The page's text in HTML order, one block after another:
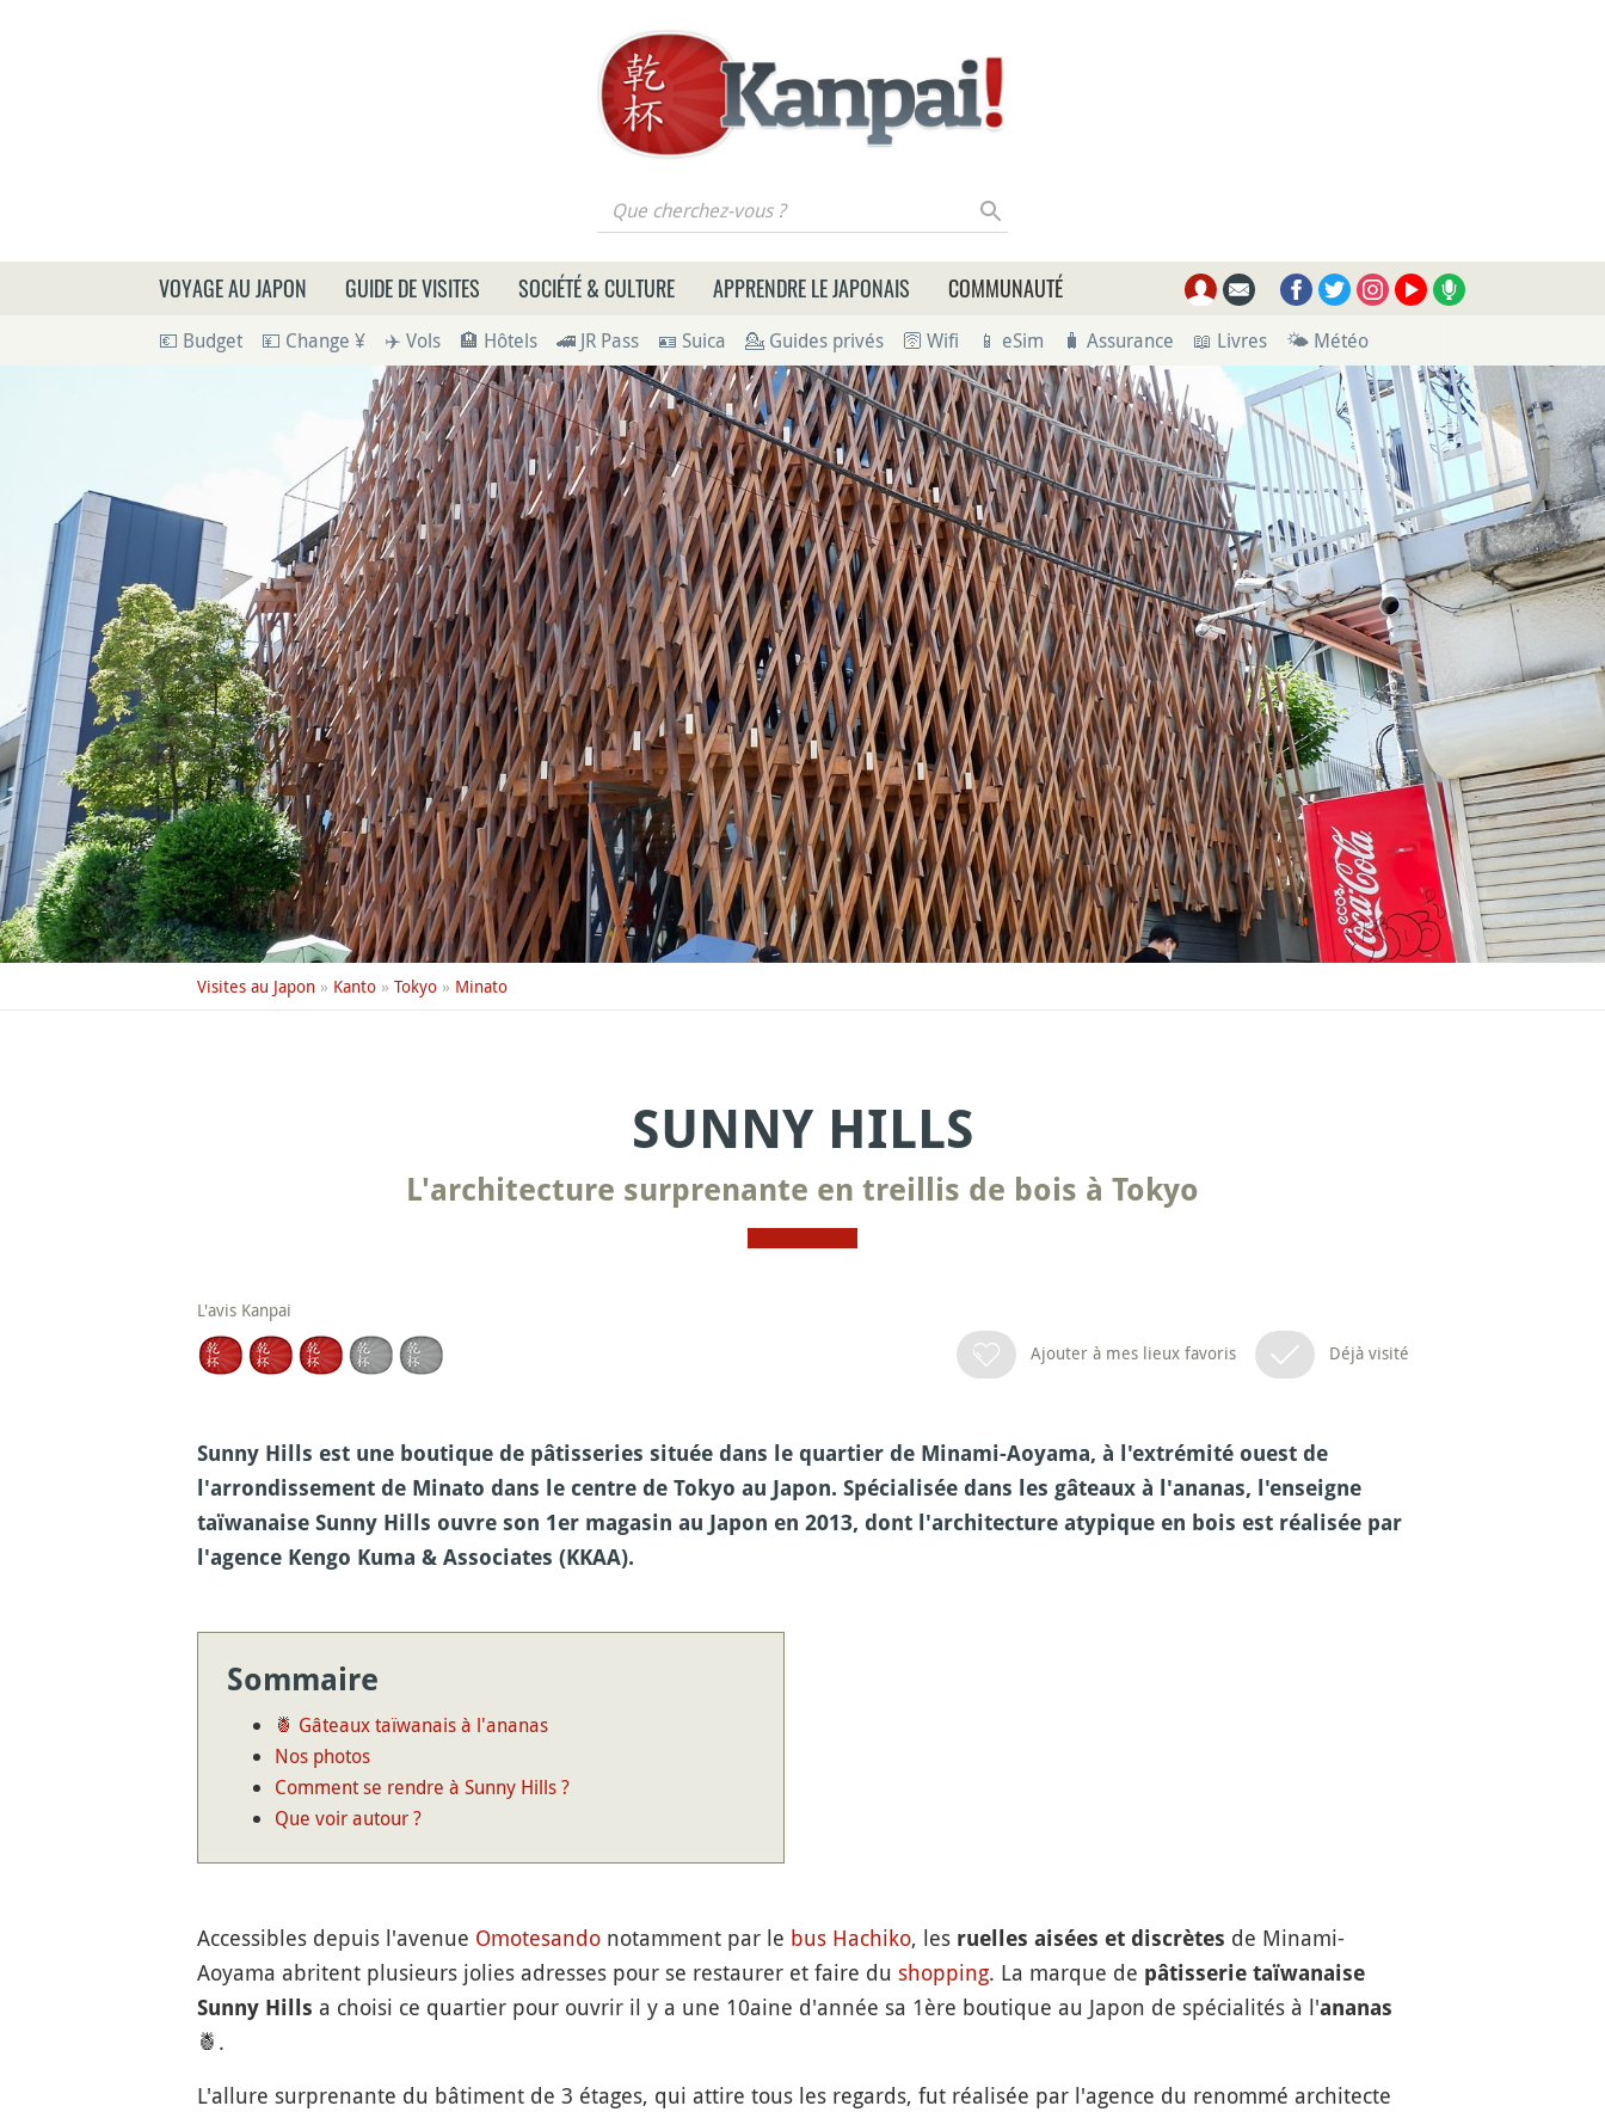
Que cherchez-vous ?
VOYAGE AU JAPON GUIDE DE VISITES SOCIÉTÉ & CULTURE APPRENDRE LE JAPONAIS COMMUNAUTÉ
💶 Budget 💴 Change ¥ ✈️ Vols 🏨 Hôtels 🚄 JR Pass 🪪 Suica 💁 Guides privés 🛜 Wifi 📱 eSim 🧳 Assurance 📖 Livres 🌤 Météo
Visites au Japon» Kanto» Tokyo» Minato
SUNNY HILLS
L'architecture surprenante en treillis de bois à Tokyo
L'avis Kanpai
Ajouter à mes lieux favoris
Déjà visité
Sunny Hills est une boutique de pâtisseries située dans le quartier de Minami-Aoyama, à l'extrémité ouest de
l'arrondissement de Minato dans le centre de Tokyo au Japon. Spécialisée dans les gâteaux à l'ananas, l'enseigne
taïwanaise Sunny Hills ouvre son 1er magasin au Japon en 2013, dont l'architecture atypique en bois est réalisée par
l'agence Kengo Kuma & Associates (KKAA).
Sommaire
🍍 Gâteaux taïwanais à l'ananas
Nos photos
Comment se rendre à Sunny Hills ?
Que voir autour ?
Accessibles depuis l'avenue Omotesandonotamment par le bus Hachiko, les ruelles aisées et discrètes de Minami-
Aoyama abritent plusieurs jolies adresses pour se restaurer et faire du shopping. La marque de pâtisserie taïwanaise
Sunny Hills a choisi ce quartier pour ouvrir il y a une 10aine d'année sa 1ère boutique au Japon de spécialités à l'ananas
🍍.
L'allure surprenante du bâtiment de 3 étages, qui attire tous les regards, fut réalisée par l'agence du renommé architecte